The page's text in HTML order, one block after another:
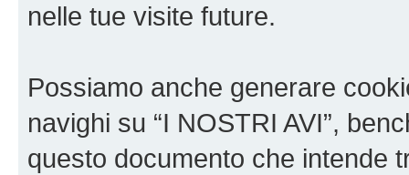
nelle tue visite future.
Possiamo anche generare
navighi su “I NOSTRI AVI”,
questo documento che intende